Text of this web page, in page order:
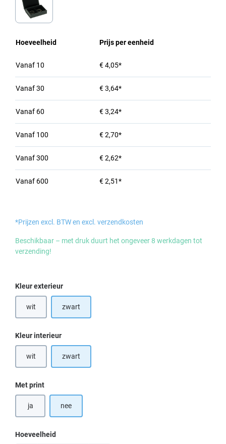
Hoeveelheid Prijs per eenheid
Vanaf 10 € 4,05*
Vanaf30 € 3,64*
Vanaf 60 € 3,24*
Vanaf 100 € 2,70*
Vanaf300 € 2,62*
Vanaf 600 € 2,51*
*Prijzen excl. BTW en excl. verzendkosten
Beschikbaar – met druk duurt het ongeveer 8 werkdagen tot
verzending!
Selecteer
Kleur exterieur
wit(Deze optie is momenteel niet beschikbaar.)
zwart
Selecteer
Kleur interieur
wit(Deze optie is momenteel niet beschikbaar.)
zwart
Selecteer
Met print
ja nee
Hoeveelheid